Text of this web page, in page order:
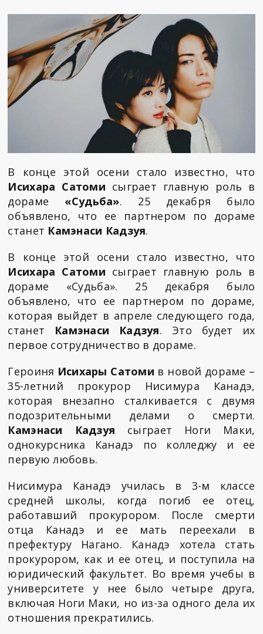
В конце этой осени стало известно, что
Исихара Сатоми сыграет главную роль в
дораме «Судьба». 25 декабря было
объявлено, что ее партнером по дораме
станет Камэнаси Кадзуя.
В конце этой осени стало известно, что
Исихара Сатоми сыграет главную роль в
дораме «Судьба». 25 декабря было
объявлено, что ее партнером по дораме,
которая выйдет в апреле следующего года,
станет Камэнаси Кадзуя. Это будет их
первое сотрудничество в дораме.
Героиня Исихары Сатоми в новой дораме –
35-летний прокурор Нисимура Канадэ,
которая внезапно сталкивается с двумя
подозрительными делами о смерти.
Камэнаси Кадзуя сыграет Ноги Маки,
однокурсника Канадэ по колледжу и ее
первую любовь.
Нисимура Канадэ училась в 3-м классе
средней школы, когда погиб ее отец,
работавший прокурором. После смерти
отца Канадэ и ее мать переехали в
префектуру Нагано. Канадэ хотела стать
прокурором, как и ее отец, и поступила на
юридический факультет. Во время учебы в
университете у нее было четыре друга,
включая Ноги Маки, но из-за одного дела их
отношения прекратились.